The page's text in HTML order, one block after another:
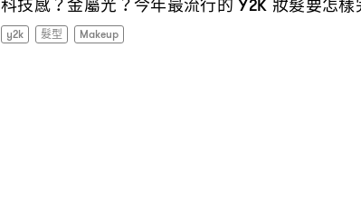
？ ？ Y2K
y2k 髮型 Makeup